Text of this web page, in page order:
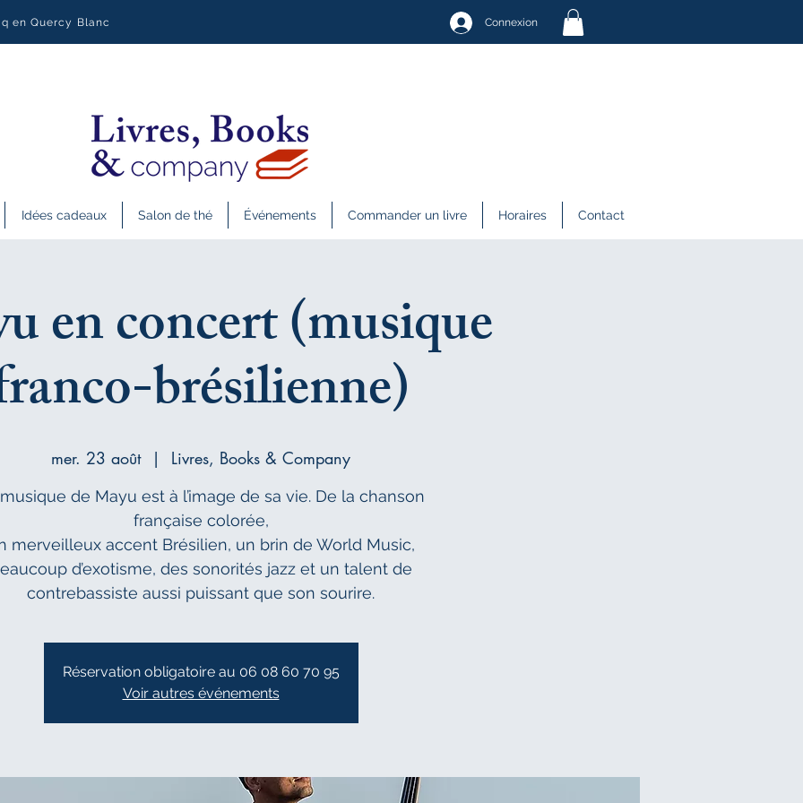
en Quercy Blanc Connexion
Idées cadeaux Salon de thé Événements Commander un livre Horaires Contact
en concert (musique
brésilienne)
mer. 23 août
  |
Livres, Books & Company
de Mayu est à l’image de sa vie. De la chanson
française colorée,
merveilleux accent Brésilien, un brin de World Music,
d’exotisme, des sonorités jazz et un talent de
contrebassiste aussi puissant que son sourire.
Réservation obligatoire au 06 08 60 70 95
Voir autres événements